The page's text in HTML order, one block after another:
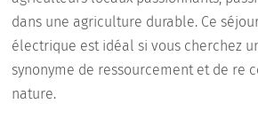
dans une agriculture durable. Ce
électrique est idéal si vous cherchez
synonyme de ressourcement et de re
nature.